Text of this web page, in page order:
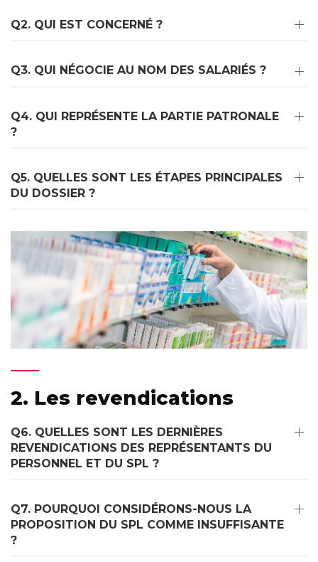
Q2. QUI EST CONCERNÉ ?
Q3. QUI NÉGOCIE AU NOM DES SALARIÉS ?
Q4. QUI REPRÉSENTE LA PARTIE PATRONALE
?
Q5. QUELLES SONT LES ÉTAPES PRINCIPALES
DU DOSSIER ?
2. Les revendications
Q6. QUELLES SONT LES DERNIÈRES
REVENDICATIONS DES REPRÉSENTANTS DU
PERSONNEL ET DU SPL ?
Q7. POURQUOI CONSIDÉRONS-NOUS LA
PROPOSITION DU SPL COMME INSUFFISANTE
?